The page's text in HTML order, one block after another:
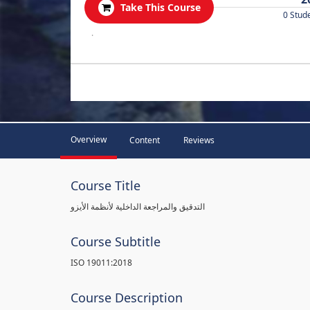
Take This Course
0
.
Overview Content Reviews
Course Title
التدقيق والمراجعة الداخلية لأنظمة الأيزو
Course Subtitle
ISO 19011:2018
Course Description